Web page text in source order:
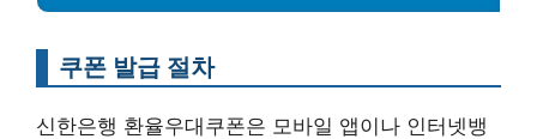
쿠폰 발급 절차
신한은행 환율우대쿠폰은 모바일 앱이나 인터넷뱅